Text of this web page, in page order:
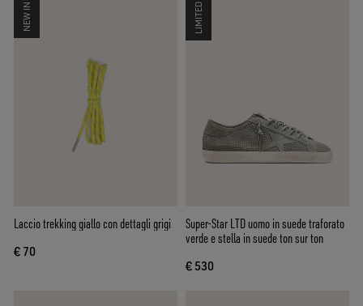
NEW IN
Laccio trekking giallo con dettagli grigi
€ 70
LIMITED
Super-Star LTD uomo in suede traforato
verde e stella in suede ton sur ton
€ 530